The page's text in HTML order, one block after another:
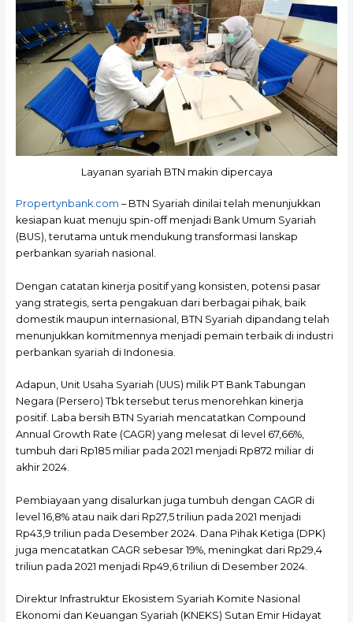
Layanan syariah BTN makin dipercaya
Propertynbank.com – BTN Syariah dinilai telah menunjukkan
kesiapan kuat menuju spin-off menjadi Bank Umum Syariah
(BUS), terutama untuk mendukung transformasi lanskap
perbankan syariah nasional.
Dengan catatan kinerja positif yang konsisten, potensi pasar
yang strategis, serta pengakuan dari berbagai pihak, baik
domestik maupun internasional, BTN Syariah dipandang telah
menunjukkan komitmennya menjadi pemain terbaik di industri
perbankan syariah di Indonesia.
Adapun, Unit Usaha Syariah (UUS) milik PT Bank Tabungan
Negara (Persero) Tbk tersebut terus menorehkan kinerja
positif. Laba bersih BTN Syariah mencatatkan Compound
Annual Growth Rate (CAGR) yang melesat di level 67,66%,
tumbuh dari Rp185 miliar pada 2021 menjadi Rp872 miliar di
akhir 2024.
Pembiayaan yang disalurkan juga tumbuh dengan CAGR di
level 16,8% atau naik dari Rp27,5 triliun pada 2021 menjadi
Rp43,9 triliun pada Desember 2024. Dana Pihak Ketiga (DPK)
juga mencatatkan CAGR sebesar 19%, meningkat dari Rp29,4
triliun pada 2021 menjadi Rp49,6 triliun di Desember 2024.
Direktur Infrastruktur Ekosistem Syariah Komite Nasional
Ekonomi dan Keuangan Syariah (KNEKS) Sutan Emir Hidayat